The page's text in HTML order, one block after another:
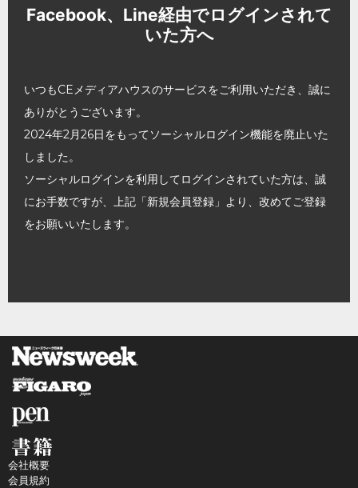
Facebook、Line経由でログインされて
いた方へ
いつもCEメディアハウスのサービスをご利用いただき、誠に
ありがとうございます。
2024年2月26日をもってソーシャルログイン機能を廃止いた
しました。
ソーシャルログインを利用してログインされていた方は、誠
にお手数ですが、上記「新規会員登録」より、改めてご登録
をお願いいたします。
会社概要
会員規約